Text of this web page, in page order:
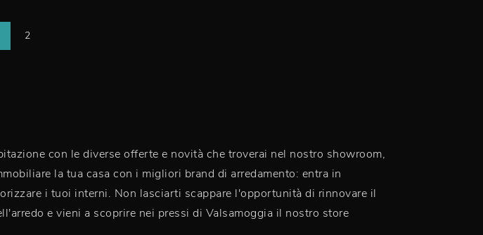
2
con le diverse offerte e novità che troverai nel nostro showroom,
la tua casa con i migliori brand di arredamento: entra in
i tuoi interni. Non lasciarti scappare l'opportunità di rinnovare il
e vieni a scoprire nei pressi di Valsamoggia il nostro store